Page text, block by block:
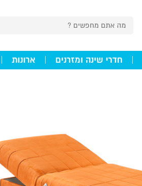
חדרי שינה ומזרנים ארונות